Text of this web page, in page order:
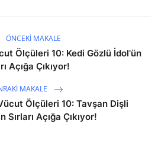
ÖNCEKI MAKALE
Ölçüleri 10: Kedi Gözlü İdol'ün
Açığa Çıkıyor!
MAKALE
Ölçüleri 10: Tavşan Dişli
Sırları Açığa Çıkıyor!